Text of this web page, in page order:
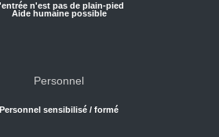
n'est pas de plain-pied
Aide humaine possible
Personnel
Personnel sensibilisé / formé